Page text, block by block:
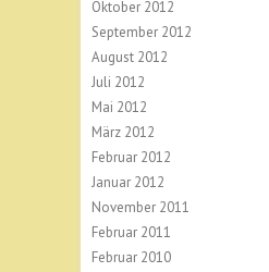
Oktober 2012
September 2012
August 2012
Juli 2012
Mai 2012
März 2012
Februar 2012
Januar 2012
November 2011
Februar 2011
Februar 2010